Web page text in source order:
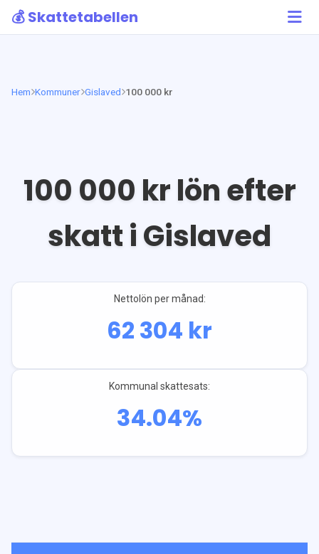
💰 Skattetabellen
Hem Kommuner Gislaved 100 000 kr
100 000 kr lön efter
skatt iGislaved
Nettolön per månad:
62 304 kr
Kommunal skattesats:
34.04%